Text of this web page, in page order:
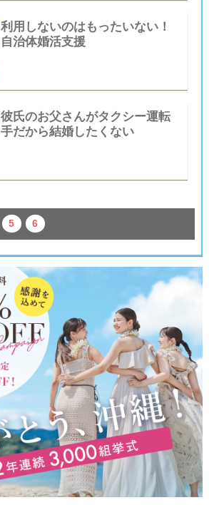
利用しないのはもったいない！
自治体婚活支援
彼氏のお父さんがタクシー運転
手だから結婚したくない
5 6